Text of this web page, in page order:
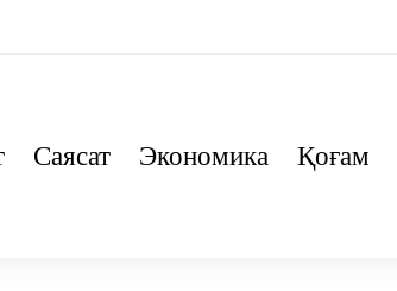
Саясат Экономика Қоғам